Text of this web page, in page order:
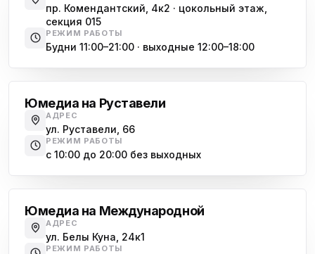
пр. Комендантский, 4к2 · цокольный этаж,
секция 015
РЕЖИМ РАБОТЫ
Будни 11:00–21:00 · выходные 12:00–18:00
Юмедиа на Руставели
АДРЕС
ул. Руставели, 66
РЕЖИМ РАБОТЫ
с 10:00 до 20:00 без выходных
Юмедиа на Международной
АДРЕС
ул. Белы Куна, 24к1
РЕЖИМ РАБОТЫ